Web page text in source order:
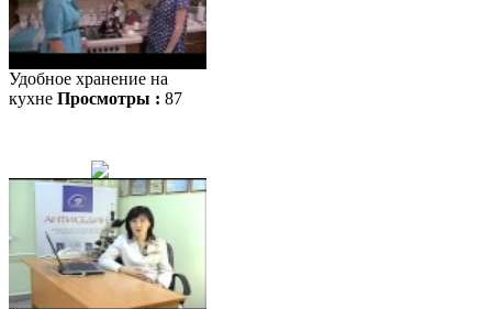
Удобное хранение на
кухне Просмотры : 87